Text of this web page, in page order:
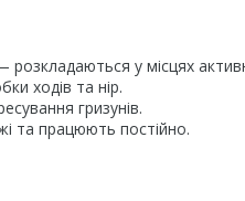
розкладаються у місцях
ходів та нір.
гризунів.
та працюють постійно.